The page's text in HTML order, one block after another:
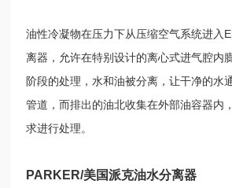
油性冷凝物在压力下从压缩空气系统进入
离器，允许在特别设计的离心式进气腔内
阶段的处理，水和油被分离，让干净的水
管道，而排出的油北收集在外部油容器内
求进行处理。
PARKER/美国派克油水分离器